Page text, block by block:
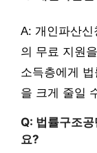
A: 개인파산
의 무료 지원
소득층에게
을 크게 줄일
Q: 법률구조
요?